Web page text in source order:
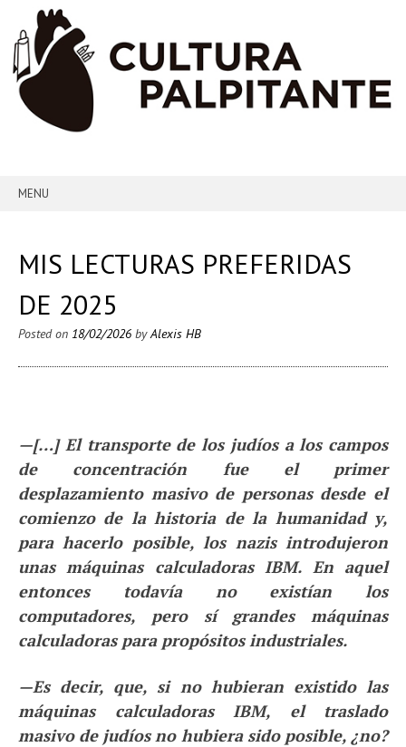
MENU
MIS LECTURAS PREFERIDAS
DE 2025
Posted on 18/02/2026 byAlexis HB
—[…] El transporte de los judíos a los campos
de concentración fue el primer
desplazamiento masivo de personas desde el
comienzo de la historia de la humanidad y,
para hacerlo posible, los nazis introdujeron
unas máquinas calculadoras IBM. En aquel
entonces todavía no existían los
computadores, pero sí grandes máquinas
calculadoras para propósitos industriales.
—Es decir, que, si no hubieran existido las
máquinas calculadoras IBM, el traslado
masivo de judíos no hubiera sido posible, ¿no?